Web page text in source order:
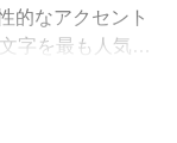
的なアクセント
字を最も人気の
プションが欲し